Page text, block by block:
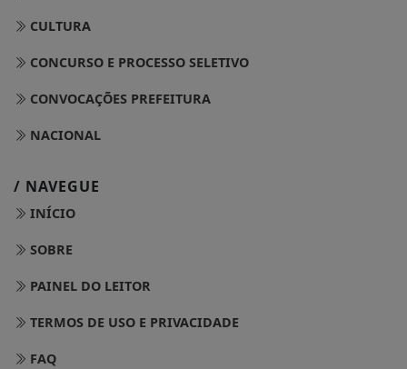
CULTURA
CONCURSO E PROCESSO SELETIVO
CONVOCAÇÕES PREFEITURA
NACIONAL
/ NAVEGUE
INÍCIO
SOBRE
PAINEL DO LEITOR
TERMOS DE USO E PRIVACIDADE
FAQ